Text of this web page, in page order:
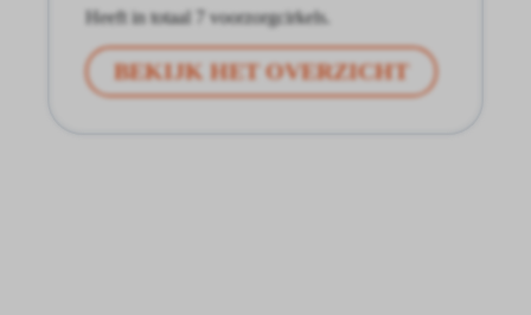
Heeft in totaal 7 voorzorgcirkels.
BEKIJK HET OVERZICHT